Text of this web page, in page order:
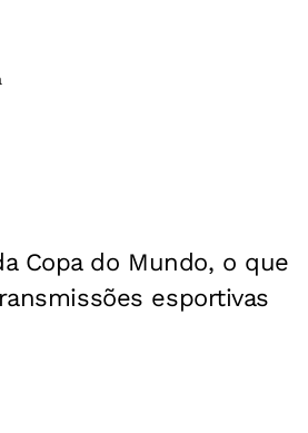
Copa do Mundo, o que
esportivas